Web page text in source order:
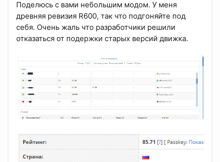
Поделюсь с вами небольшим модом. У меня
древняя ревизия R600, так что подгоняйте под
себя. Очень жаль что разработчики решили
отказаться от подержки старых версий движка.